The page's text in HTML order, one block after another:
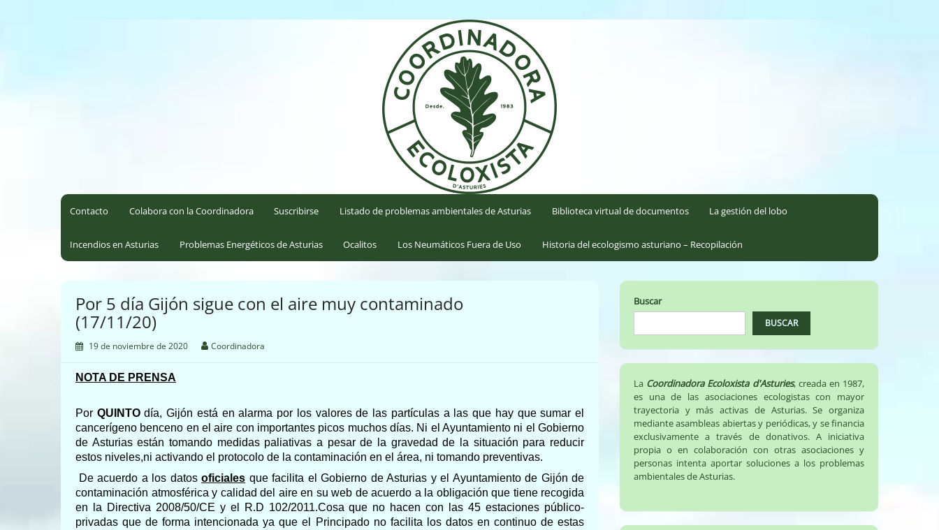
Contacto Colabora con la Coordinadora Suscribirse Listado de problemas ambientales de Asturias Biblioteca virtual de documentos La gestión del lobo
Incendios en Asturias Problemas Energéticos de Asturias Ocalitos Los Neumáticos Fuera de Uso Historia del ecologismo asturiano – Recopilación
Por 5 día Gijón sigue con el aire muy contaminado
(17/11/20)
19 de noviembre de 2020 Coordinadora
NOTA DE PRENSA
Por QUINTOdía,Gijón está en alarma por los valores de las partículas a las que hay que sumar e
cancerígeno benceno en el aire con importantes picos muchos días. Ni el Ayuntamiento ni el Gobierno
de Asturias están tomando medidas paliativasa pesar de la gravedad de la situación para reducir
estos niveles,ni activando el protocolo de la contaminación en el área, ni tomando preventivas.
De acuerdo a los datos oficiales que facilita el Gobierno de Asturias y el Ayuntamiento de Gijón de
contaminación atmosférica y calidad del aire en su web de acuerdo a la obligación que tiene recogida
en la Directiva 2008/50/CE y el R.D 102/2011.Cosa que no hacen con las 45 estaciones público-
privadas que de forma intencionada ya que el Principado no facilita los datos en continuo de estas
Buscar
BUSCAR
La Coordinadora Ecoloxista d'Asturies, creada en 1987,
es una de las asociaciones ecologistas con mayor
trayectoria y más activas de Asturias. Se organiza
mediante asambleas abiertas y periódicas, y se financia
exclusivamente a través de donativos. A iniciativa
propia o en colaboración con otras asociaciones y
personas intenta aportar soluciones a los problemas
ambientales de Asturias.